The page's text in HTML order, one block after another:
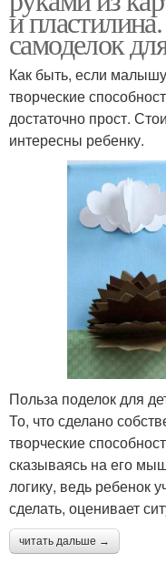
и
самоделок
Как быть, если
творческие
достаточно прост.
интересны ребенку.
Польза поделок для
То, что сделано
творческие
сказываясь на его
логику, ведь ребенок
сделать, оценивает
читать дальше →